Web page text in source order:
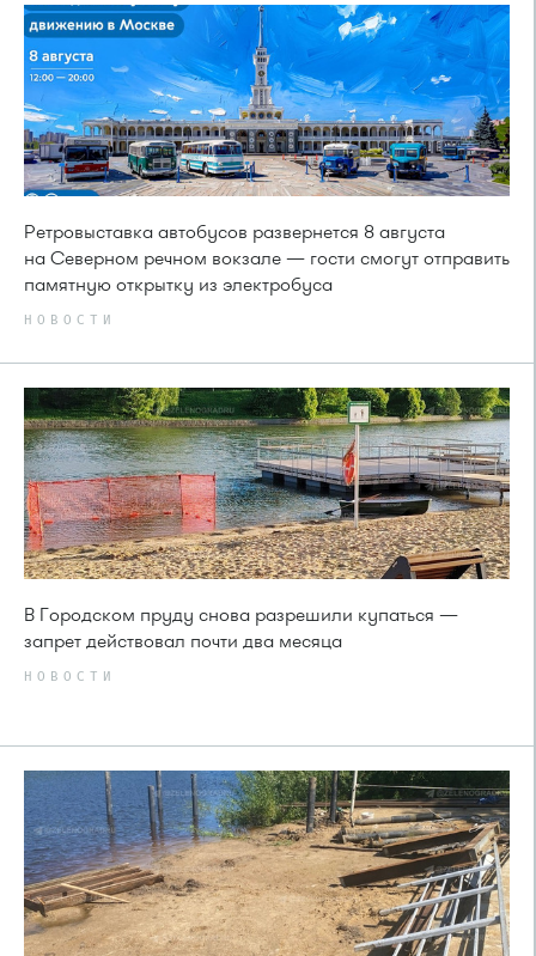
Ретровыставка автобусов развернется 8 августа
на Северном речном вокзале — гости смогут отправить
памятную открытку из электробуса
НОВОСТИ
В Городском пруду снова разрешили купаться —
запрет действовал почти два месяца
НОВОСТИ